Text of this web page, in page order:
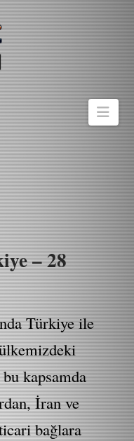
– 28
Türkiye ile
kapsamda
İran ve
bağlara